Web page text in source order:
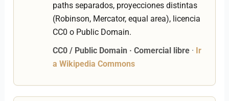
paths separados, proyecciones distintas
(Robinson, Mercator, equal area), licencia
CC0 o Public Domain.
CC0 / Public Domain · Comercial libre· Ir
a Wikipedia Commons